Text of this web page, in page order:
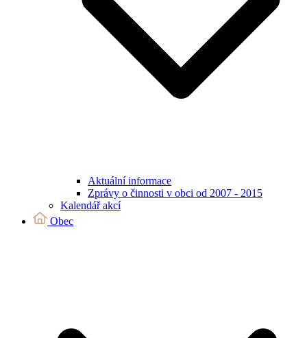
Aktuální informace
Zprávy o činnosti v obci od 2007 - 2015
Kalendář akcí
Obec